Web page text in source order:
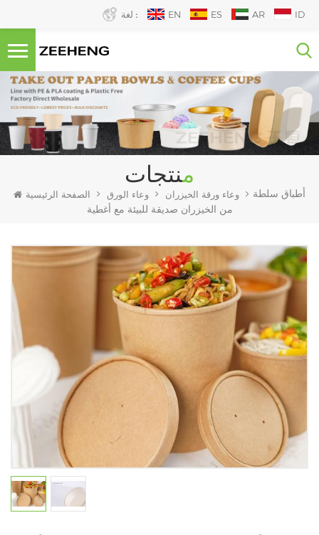
لغة : EN ES AR ID
منتجات
الصفحة الرئيسية وعاء الورق وعاء ورقة الخيزران
أطباق سلطة
من الخيزران صديقة للبيئة مع أغطية